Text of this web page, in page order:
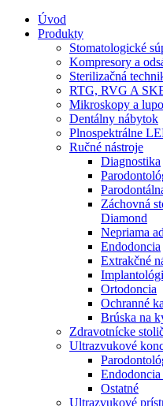
Úvod
Produkty
Stomatologické
Kompresory a
Sterilizačná
RTG, RVG A
Mikroskopy a
Dentálny nábytok
Plnospektrálne
Ručné nástroje
Diagnostika
Záchovná
Diamond
Nepriama
Endodoncia
Extrakčné
Ortodoncia
Ochranné
Brúska na
Zdravotnícke
Ultrazvukové
Ostatné
Ultrazvukové